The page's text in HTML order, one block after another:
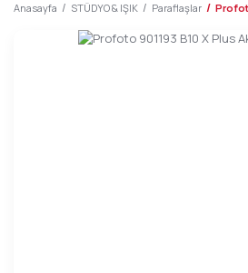
Anasayfa STÜDYO & IŞIK Paraflaşlar